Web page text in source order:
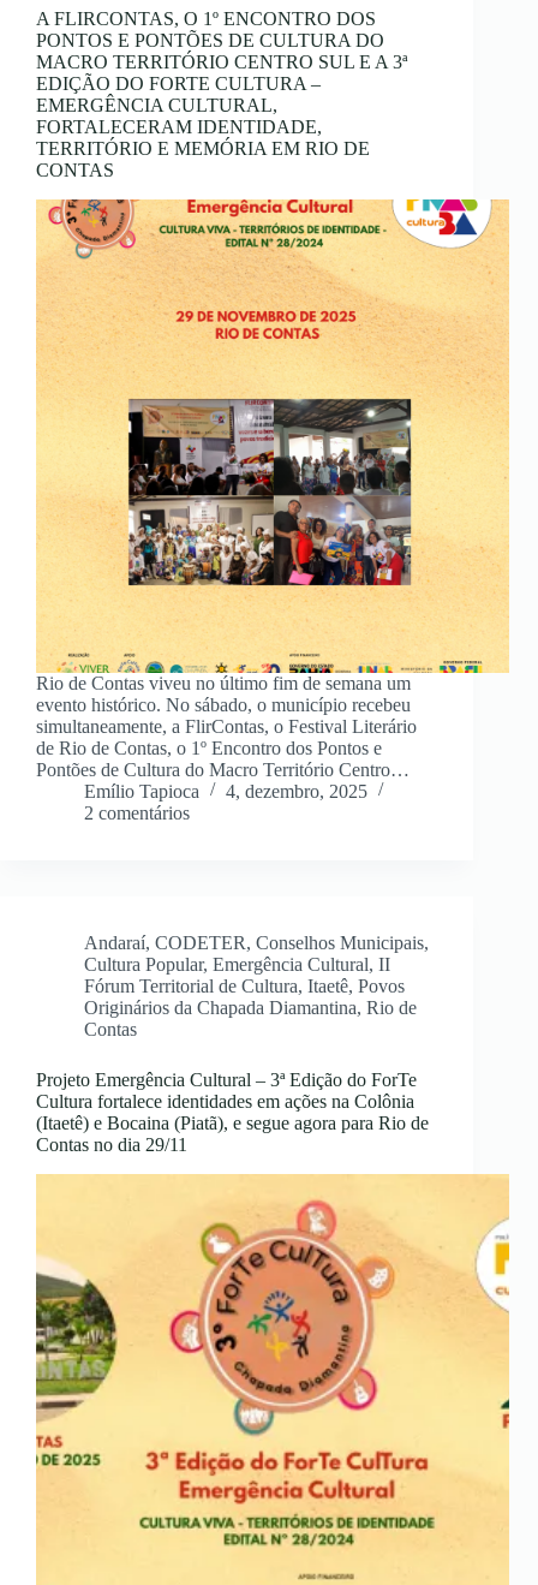
A FLIRCONTAS, O 1º ENCONTRO DOS
PONTOS E PONTÕES DE CULTURA DO
MACRO TERRITÓRIO CENTRO SUL E A 3ª
EDIÇÃO DO FORTE CULTURA –
EMERGÊNCIA CULTURAL,
FORTALECERAM IDENTIDADE,
TERRITÓRIO E MEMÓRIA EM RIO DE
CONTAS
Rio de Contas viveu no último fim de semana um
evento histórico. No sábado, o município recebeu
simultaneamente, a FlirContas, o Festival Literário
de Rio de Contas, o 1º Encontro dos Pontos e
Pontões de Cultura do Macro Território Centro…
Emílio Tapioca
4, dezembro, 2025
2 comentários
Andaraí, CODETER, Conselhos Municipais,
Cultura Popular, Emergência Cultural, II
Fórum Territorial de Cultura, Itaetê, Povos
Originários da Chapada Diamantina, Rio de
Contas
Projeto Emergência Cultural – 3ª Edição do ForTe
Cultura fortalece identidades em ações na Colônia
(Itaetê) e Bocaina (Piatã), e segue agora para Rio de
Contas no dia 29/11